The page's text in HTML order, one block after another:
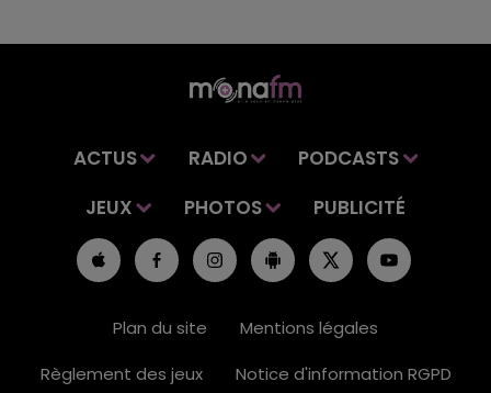
ACTUS RADIO
PODCASTS
JEUX
PHOTOS PUBLICITÉ
Plan du site
Mentions légales
Règlement des jeux
Notice d'information RGPD